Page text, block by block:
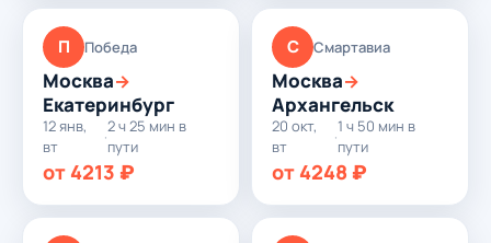
П Победа
Москва→
Екатеринбург
12 янв,
вт
·
2 ч 25 мин в
пути
от 4213 ₽
С Смартавиа
Москва→
Архангельск
20 окт,
вт
·
1 ч 50 мин в
пути
от 4248 ₽